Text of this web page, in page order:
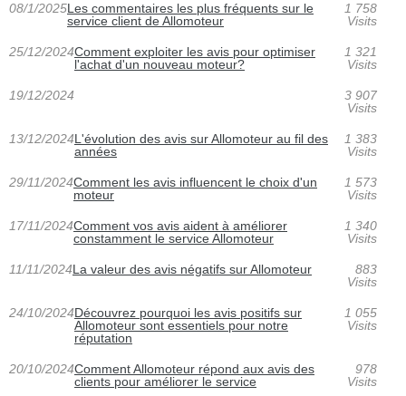
08/1/2025Les commentaires les plus fréquents sur le
service client de Allomoteur
1 758
Visits
25/12/2024Comment exploiter les avis pour optimiser
l'achat d'un nouveau moteur?
1 321
Visits
19/12/2024
3 907
Visits
13/12/2024L'évolution des avis sur Allomoteur au fil des
années
1 383
Visits
29/11/2024Comment les avis influencent le choix d'un
moteur
1 573
Visits
17/11/2024Comment vos avis aident à améliorer
constamment le service Allomoteur
1 340
Visits
11/11/2024La valeur des avis négatifs sur Allomoteur
883
Visits
24/10/2024Découvrez pourquoi les avis positifs sur
Allomoteur sont essentiels pour notre
réputation
1 055
Visits
20/10/2024Comment Allomoteur répond aux avis des
clients pour améliorer le service
978
Visits